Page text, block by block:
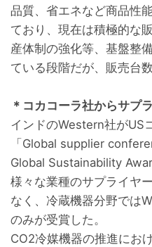
品質、省エネなど商品性
ており、現在は積極的な
産体制の強化等、基盤整
ている段階だが、販売台
＊コカコーラ社からサプ
インドのWestern社がUS
「Global supplier
Global Sustainability
様々な業種のサプライヤ
なく、冷蔵機器分野では
のみが受賞した。
CO2冷媒機器の推進にお